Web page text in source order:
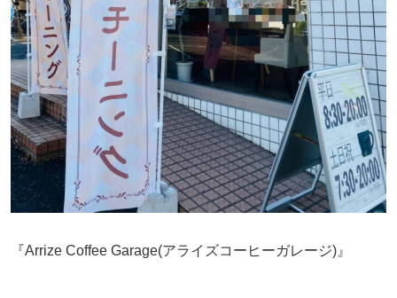
『Arrize Coffee Garage(アライズコーヒーガレージ)』